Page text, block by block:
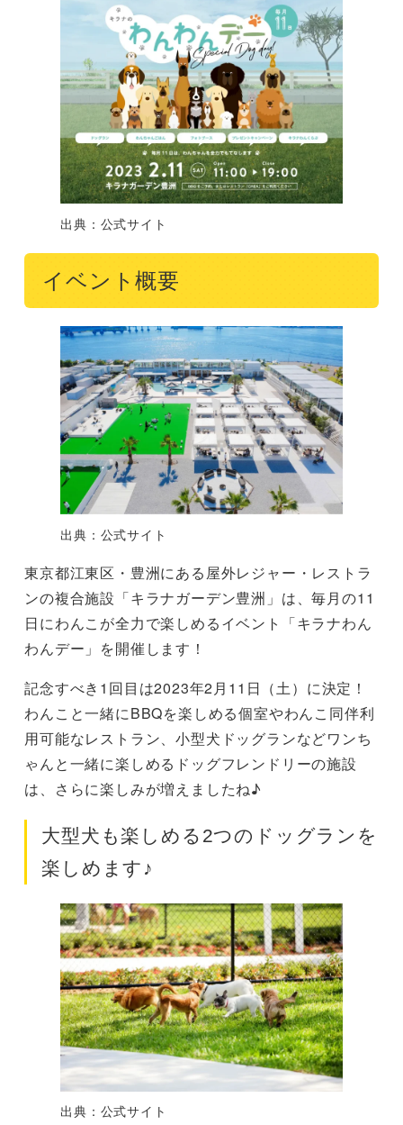
出典：公式サイト
イベント概要
出典：公式サイト
東京都江東区・豊洲にある屋外レジャー・レストラ
ンの複合施設「キラナガーデン豊洲」は、毎月の11
日にわんこが全力で楽しめるイベント「キラナわん
わんデー」を開催します！
記念すべき1回目は2023年2月11日（土）に決定！
わんこと一緒にBBQを楽しめる個室やわんこ同伴利
用可能なレストラン、小型犬ドッグランなどワンち
ゃんと一緒に楽しめるドッグフレンドリーの施設
は、さらに楽しみが増えましたね♪
大型犬も楽しめる2つのドッグランを
楽しめます♪
出典：公式サイト